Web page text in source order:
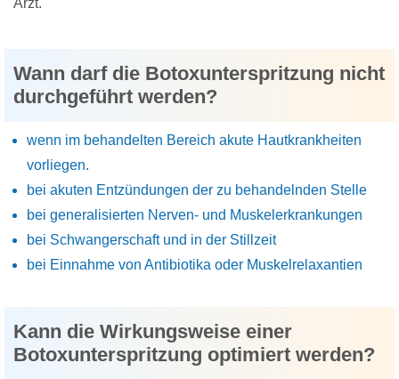
Arzt.
Wann darf die Botoxunterspritzung nicht
durchgeführt werden?
wenn im behandelten Bereich akute Hautkrankheiten
vorliegen.
bei akuten Entzündungen der zu behandelnden Stelle
bei generalisierten Nerven- und Muskelerkrankungen
bei Schwangerschaft und in der Stillzeit
bei Einnahme von Antibiotika oder Muskelrelaxantien
Kann die Wirkungsweise einer
Botoxunterspritzung optimiert werden?